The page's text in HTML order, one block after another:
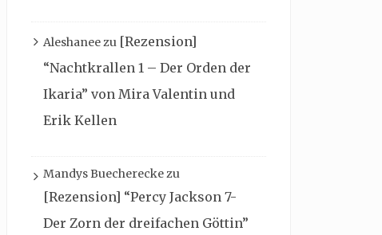
Aleshaneezu [Rezension]
“Nachtkrallen 1 – Der Orden der
Ikaria” von Mira Valentin und
Erik Kellen
Mandys Buechereckezu
[Rezension] “Percy Jackson 7-
Der Zorn der dreifachen Göttin”